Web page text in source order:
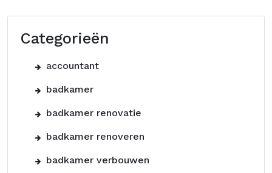
Categorieën
accountant
badkamer
badkamer renovatie
badkamer renoveren
badkamer verbouwen